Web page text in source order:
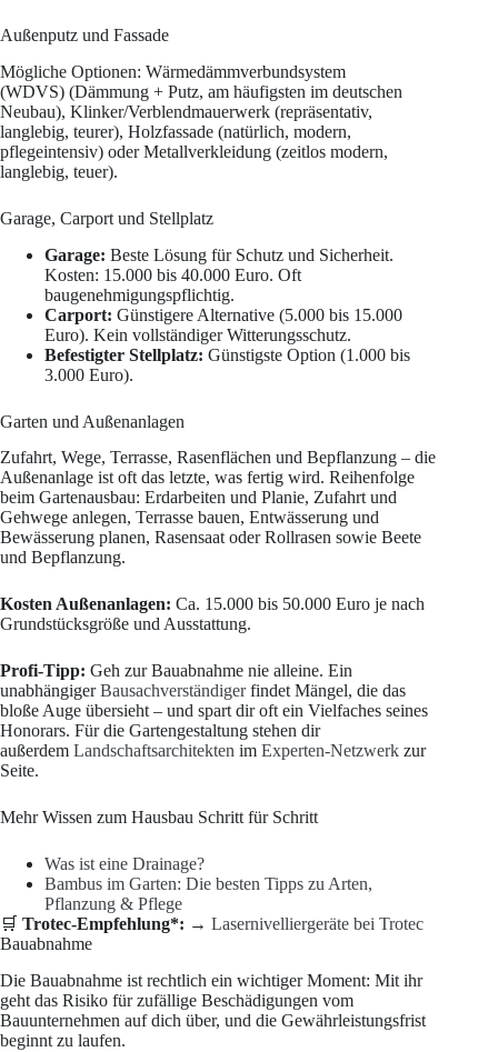
Außenputz und Fassade
Mögliche Optionen: Wärmedämmverbundsystem
(WDVS) (Dämmung + Putz, am häufigsten im deutschen
Neubau), Klinker/Verblendmauerwerk (repräsentativ,
langlebig, teurer), Holzfassade (natürlich, modern,
pflegeintensiv) oder Metallverkleidung (zeitlos modern,
langlebig, teuer).
Garage, Carport und Stellplatz
Garage: Beste Lösung für Schutz und Sicherheit.
Kosten: 15.000 bis 40.000 Euro. Oft
baugenehmigungspflichtig.
Carport: Günstigere Alternative (5.000 bis 15.000
Euro). Kein vollständiger Witterungsschutz.
Befestigter Stellplatz: Günstigste Option (1.000 bis
3.000 Euro).
Garten und Außenanlagen
Zufahrt, Wege, Terrasse, Rasenflächen und Bepflanzung – die
Außenanlage ist oft das letzte, was fertig wird. Reihenfolge
beim Gartenausbau: Erdarbeiten und Planie, Zufahrt und
Gehwege anlegen, Terrasse bauen, Entwässerung und
Bewässerung planen, Rasensaat oder Rollrasen sowie Beete
und Bepflanzung.
Kosten Außenanlagen: Ca. 15.000 bis 50.000 Euro je nach
Grundstücksgröße und Ausstattung.
Profi-Tipp: Geh zur Bauabnahme nie alleine. Ein
unabhängigerBausachverständigerfindet Mängel, die das
bloße Auge übersieht – und spart dir oft ein Vielfaches seines
Honorars. Für die Gartengestaltung stehen dir
außerdem Landschaftsarchitekten im Experten-Netzwerk zur
Seite.
Mehr Wissen zum Hausbau Schritt für Schritt
Was ist eine Drainage?
Bambus im Garten: Die besten Tipps zu Arten,
Pflanzung & Pflege
🛒 Trotec-Empfehlung*: → Lasernivelliergeräte bei Trotec
Bauabnahme
Die Bauabnahme ist rechtlich ein wichtiger Moment: Mit ihr
geht das Risiko für zufällige Beschädigungen vom
Bauunternehmen auf dich über, und die Gewährleistungsfrist
beginnt zu laufen.